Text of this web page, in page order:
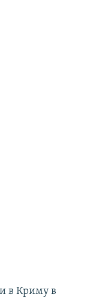
в Криму в